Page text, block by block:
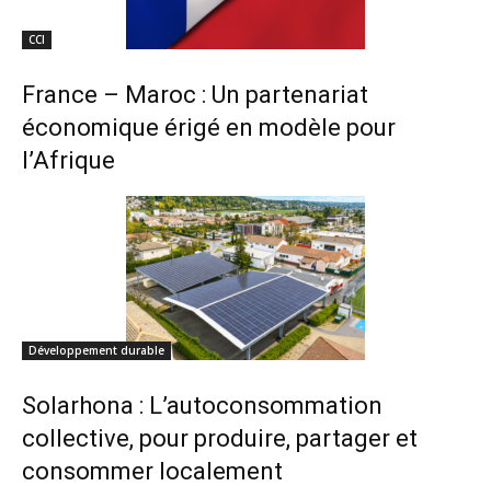
CCI
France – Maroc : Un partenariat
économique érigé en modèle pour
l’Afrique
Développement durable
Solarhona : L’autoconsommation
collective, pour produire, partager et
consommer localement